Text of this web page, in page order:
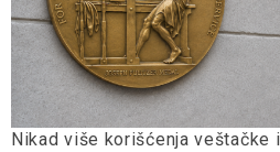
Nikad više korišćenja veštačke